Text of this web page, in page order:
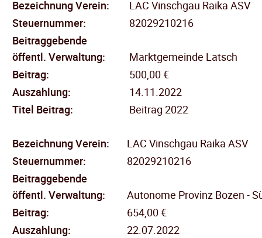
Bezeichnung Verein:
LAC Vinschgau Raika ASV
Steuernummer:
82029210216
Beitraggebende
öffentl. Verwaltung:
Marktgemeinde Latsch
Beitrag:
500,00 €
Auszahlung:
14.11.2022
Titel Beitrag:
Beitrag 2022
Bezeichnung Verein:
LAC Vinschgau Raika ASV
Steuernummer:
82029210216
Beitraggebende
öffentl. Verwaltung:
Autonome Provinz Bozen -
Beitrag:
654,00 €
Auszahlung:
22.07.2022